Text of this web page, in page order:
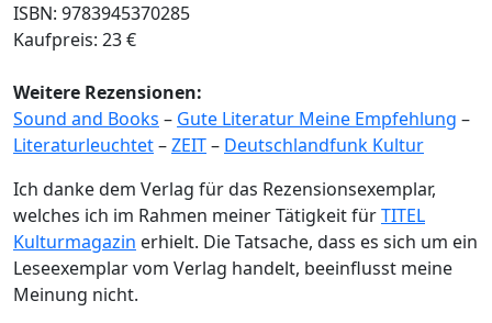
ISBN: 9783945370285
Kaufpreis: 23 €
Weitere Rezensionen:
Sound and Books – Gute Literatur Meine Empfehlung –
Literaturleuchtet–ZEIT– Deutschlandfunk Kultur
Ich danke dem Verlag für das Rezensionsexemplar,
welches ich im Rahmen meiner Tätigkeit fürTITEL
Kulturmagazin erhielt. Die Tatsache, dass es sich um ein
Leseexemplar vom Verlag handelt, beeinflusst meine
Meinung nicht.